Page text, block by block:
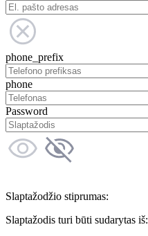
phone_prefix
phone
Password
Slaptažodžio stiprumas:
Slaptažodis turi būti sudarytas iš: